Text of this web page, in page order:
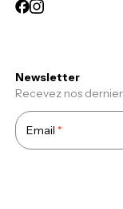
Newsletter
Recevez nos
Email
Required